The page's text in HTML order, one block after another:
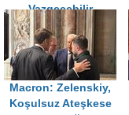
Vazgeçebilir
Macron: Zelenskiy,
Koşulsuz Ateşkese